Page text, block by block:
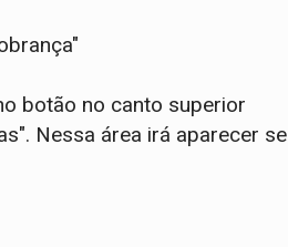
botão no canto superior
Nessa área irá aparecer se